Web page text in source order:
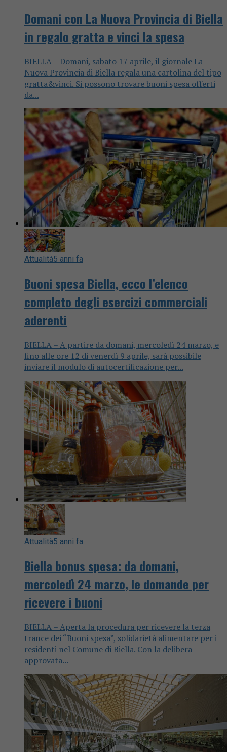
Domani con La Nuova Provincia di Biella
in regalo gratta e vinci la spesa
BIELLA – Domani, sabato 17 aprile, il giornale La
Nuova Provincia di Biella regala una cartolina del tipo
gratta&vinci. Si possono trovare buoni spesa offerti
da...
Attualità5 anni fa
Buoni spesa Biella, ecco l’elenco
completo degli esercizi commerciali
aderenti
BIELLA – A partire da domani, mercoledì 24 marzo, e
fino alle ore 12 di venerdì 9 aprile, sarà possibile
inviare il modulo di autocertificazione per...
Attualità5 anni fa
Biella bonus spesa: da domani,
mercoledì 24 marzo, le domande per
ricevere i buoni
BIELLA – Aperta la procedura per ricevere la terza
trance dei “Buoni spesa”, solidarietà alimentare per i
residenti nel Comune di Biella. Con la delibera
approvata...